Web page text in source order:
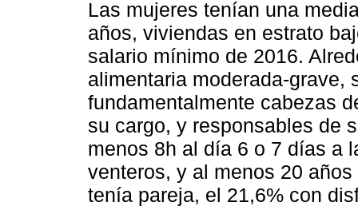
Las mujeres tenían una
años, viviendas en estrato
salario mínimo de 2016.
alimentaria moderada-grave,
fundamentalmente cabezas
su cargo, y responsables de
menos 8h al día 6 o 7 días a
venteros, y al menos 20
tenía pareja, el 21,6% con